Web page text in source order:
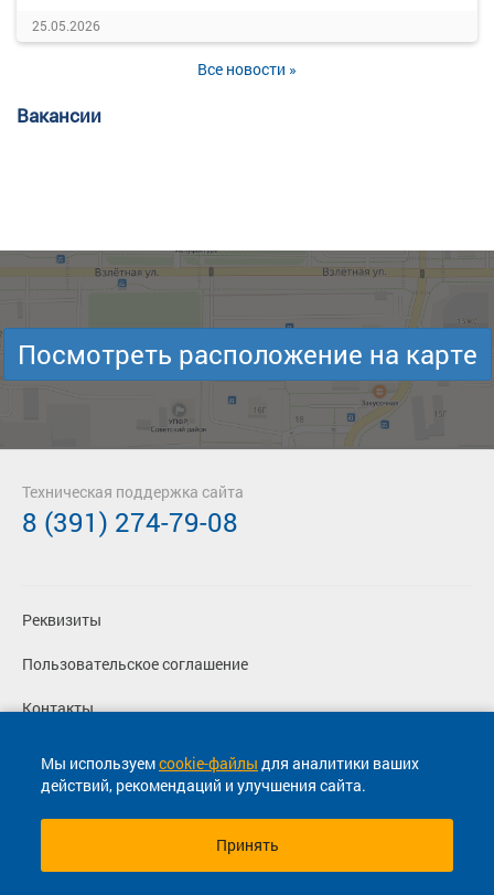
25.05.2026
Все новости »
Вакансии
Мы используемcookie-файлы для аналитики ваших
действий, рекомендаций и улучшения сайта.
Принять
Посмотреть расположение на карте
Реквизиты
Пользовательское соглашение
Контакты
Политика конфиденциальности
Перевозчикам
Техническая поддержка сайта
8 (391) 274-79-08
© 2013-2026, ООО "Капитал"- Онлайн сервис продажи